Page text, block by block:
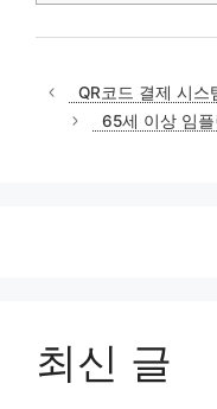
QR코드 결제 시
65세 이상 임
최신 글